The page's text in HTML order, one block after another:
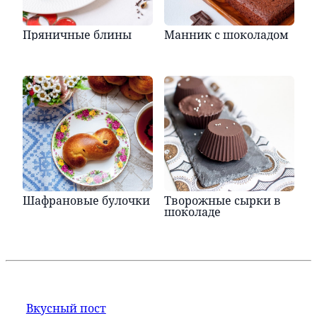
Пряничные блины Манник с шоколадом
Шафрановые булочки Творожные сырки в
шоколаде
Вкусный пост